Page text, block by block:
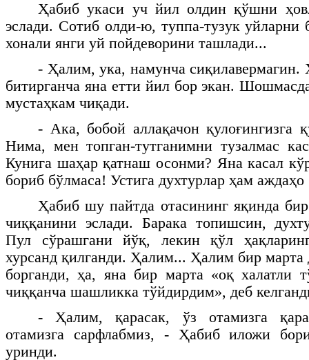
Ҳабиб укаси уч йил олдин қўшни
эслади. Сотиб олди-ю, туппа-тузук уйларни
хонали янги уй пойдеворини ташлади...
- Ҳалим, ука, намунча сиқилавермагин.
битирганча яна етти йил бор экан.
мустаҳкам чиқади.
- Ака, бобой аллақачон қулоғингизга
Нима, мен топган-тутганимни тузалмас
Кунига шаҳар қатнаш осонми? Яна касал
бориб бўлмаса! Устига духтурлар ҳам
Ҳабиб шу пайтда отасининг яқинда
чиққанини эслади. Барака топишсин,
Пул сўрашгани йўқ, лекин қўл
хурсанд қилганди. Ҳалим... Ҳалим бир марта
борганди, ҳа, яна бир марта «оқ халатли
чиққанча шашликка тўйдирдим», деб
- Ҳалим, қарасак, ўз отамизга
отамизга сарфлабмиз, - Ҳабиб иложи
уринди.